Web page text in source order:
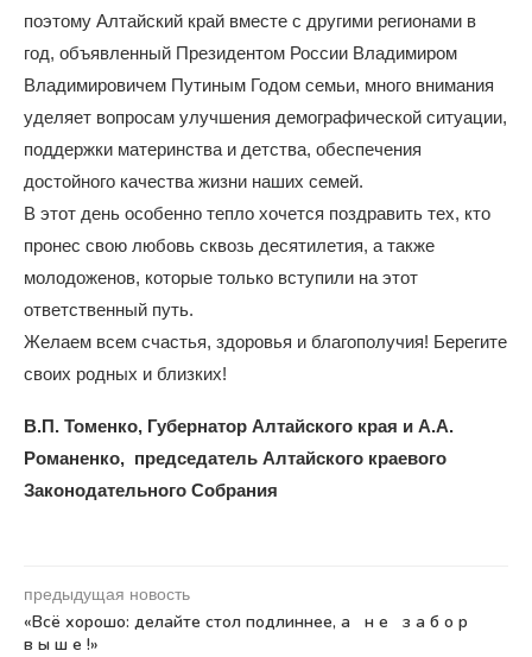
поэтому Алтайский край вместе с другими регионами в
год, объявленный Президентом России Владимиром
Владимировичем Путиным Годом семьи, много внимания
уделяет вопросам улучшения демографической ситуации,
поддержки материнства и детства, обеспечения
достойного качества жизни наших семей.
В этот день особенно тепло хочется поздравить тех, кто
пронес свою любовь сквозь десятилетия, а также
молодоженов, которые только вступили на этот
ответственный путь.
Желаем всем счастья, здоровья и благополучия! Берегите
своих родных и близких!
В.П. Томенко, Губернатор Алтайского края и А.А.
Романенко, председатель Алтайского краевого
Законодательного Собрания
предыдущая новость
«Всё хорошо: делайте стол подлиннее, а н е з а б о р
в ы ш е !»